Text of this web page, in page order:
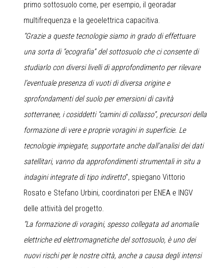
primo sottosuolo come, per esempio, il georadar
multifrequenza e la geoelettrica capacitiva.
“Grazie a queste tecnologie siamo in grado di effettuare
una sorta di “ecografia” del sottosuolo che ci consente di
studiarlo con diversi livelli di approfondimento per rilevare
l’eventuale presenza di vuoti di diversa origine e
sprofondamenti del suolo per emersioni di cavità
sotterranee, i cosiddetti “camini di collasso”, precursori della
formazione di vere e proprie voragini in superficie. Le
tecnologie impiegate, supportate anche dall’analisi dei dati
satellitari, vanno da approfondimenti strumentali in situ a
indagini integrate di tipo indiretto”, spiegano Vittorio
Rosato e Stefano Urbini, coordinatori per ENEA e INGV
delle attività del progetto.
“La formazione di voragini, spesso collegata ad anomalie
elettriche ed elettromagnetiche del sottosuolo, è uno dei
nuovi rischi per le nostre città, anche a causa degli intensi